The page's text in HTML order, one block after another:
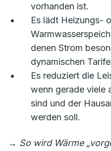
vorhanden ist.
Es lädt Heizungs-
denen Strom
dynamischen
Es reduziert die
wenn gerade viele
sind und der
werden soll.
→ So wird Wärme